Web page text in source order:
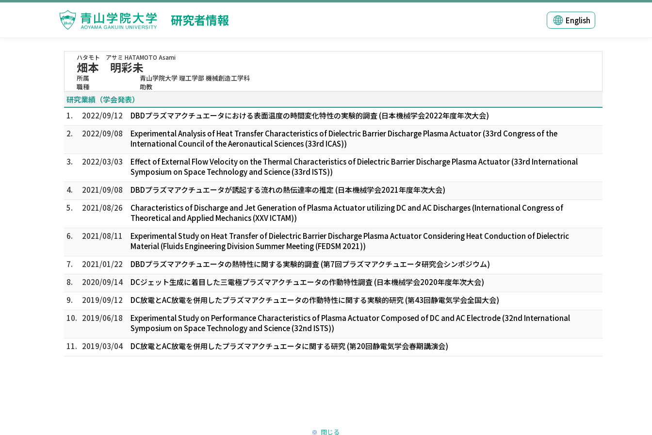
研究者情報 English
ハタモト アサミ HATAMOTO Asami
畑本 明彩未
所属
青山学院大学 理工学部 機械創造工学科
職種
助教
研究業績（学会発表）
1.
2022/09/12
DBDプラズマアクチュエータにおける表面温度の時間変化特性の実験的調査 (日本機械学会2022年度年次大会)
2.
2022/09/08
Experimental Analysis of Heat Transfer Characteristics of Dielectric Barrier Discharge Plasma Actuator (33rd Congress of the
International Council of the Aeronautical Sciences (33rd ICAS))
3.
2022/03/03
Effect of External Flow Velocity on the Thermal Characteristics of Dielectric Barrier Discharge Plasma Actuator (33rd International
Symposium on Space Technology and Science (33rd ISTS))
4.
2021/09/08
DBDプラズマアクチュエータが誘起する流れの熱伝達率の推定 (日本機械学会2021年度年次大会)
5.
2021/08/26
Characteristics of Discharge and Jet Generation of Plasma Actuator utilizing DC and AC Discharges (International Congress of
Theoretical and Applied Mechanics (XXV ICTAM))
6.
2021/08/11
Experimental Study on Heat Transfer of Dielectric Barrier Discharge Plasma Actuator Considering Heat Conduction of Dielectric
Material (Fluids Engineering Division Summer Meeting (FEDSM 2021))
7.
2021/01/22
DBDプラズマアクチュエータの熱特性に関する実験的調査 (第7回プラズマアクチュエータ研究会シンポジウム)
8.
2020/09/14
DCジェット生成に着目した三電極プラズマアクチュエータの作動特性調査 (日本機械学会2020年度年次大会)
9.
2019/09/12
DC放電とAC放電を併用したプラズマアクチュエータの作動特性に関する実験的研究 (第43回静電気学会全国大会)
10. 2019/06/18
Experimental Study on Performance Characteristics of Plasma Actuator Composed of DC and AC Electrode (32nd International
Symposium on Space Technology and Science (32nd ISTS))
11. 2019/03/04 DC放電とAC放電を併用したプラズマアクチュエータに関する研究 (第20回静電気学会春期講演会)
閉じる